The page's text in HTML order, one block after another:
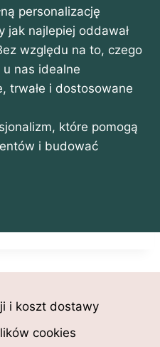
personalizację
jak najlepiej oddawał
względu na to, czego
nas idealne
trwałe i dostosowane
które pomogą
i budować
i koszt dostawy
cookies